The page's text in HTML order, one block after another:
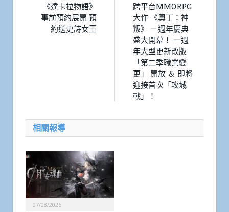
《達卡拉物語》
事前預約展開 預
約送史詩女王
跨平台MMORPG
大作 《奧丁：神
叛》 ㄧ週年慶典
盛大開幕！ 一週
年大型更新改版
「第二季職業變
更」 開放 ＆ 即將
迎接首次「攻城
戰」！
相關報導
07/08/2026